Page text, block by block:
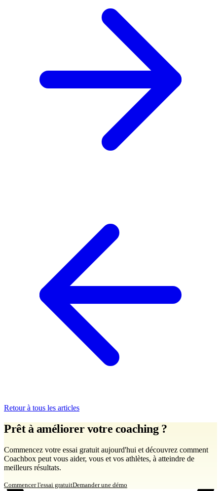
Retour à tous les articles
Prêt à améliorer votre coaching ?
Commencez votre essai gratuit aujourd'hui et découvrez comment
Coachbox peut vous aider, vous et vos athlètes, à atteindre de
meilleurs résultats.
Commencer l'essai gratuitDemander une démo